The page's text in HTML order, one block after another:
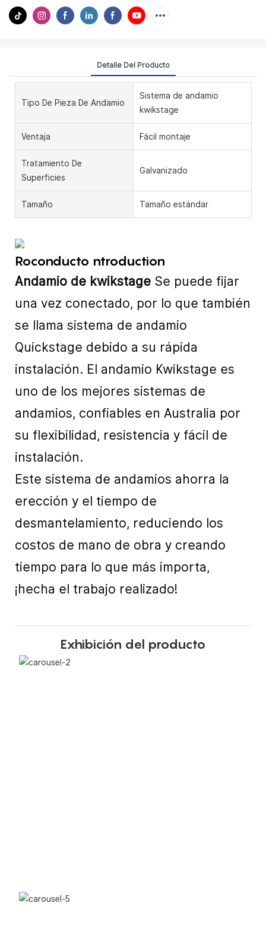
Detalle Del Producto
Tipo De Pieza De Andamio
Sistema de andamio
kwikstage
Ventaja Fácil montaje
Tratamiento De
Superficies
Galvanizado
Tamaño Tamaño estándar
Roconducto ntroduction
Andamio de kwikstage Se puede fijar
una vez conectado, por lo que también
se llama sistema de andamio
Quickstage debido a su rápida
instalación. El andamio Kwikstage es
uno de los mejores sistemas de
andamios, confiables en Australia por
su flexibilidad, resistencia y fácil de
instalación.
Este sistema de andamios ahorra la
erección y el tiempo de
desmantelamiento, reduciendo los
costos de mano de obra y creando
tiempo para lo que más importa,
¡hecha el trabajo realizado!
Exhibición del producto